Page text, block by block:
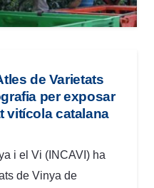
de Varietats
per exposar
vitícola catalana
i el Vi (INCAVI) ha
de Vinya de